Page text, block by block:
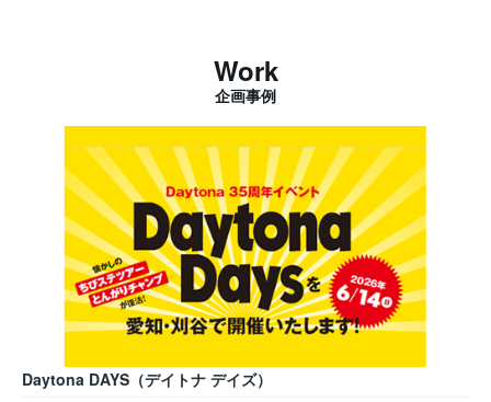
Work
企画事例
Daytona DAYS（デイトナ デイズ）